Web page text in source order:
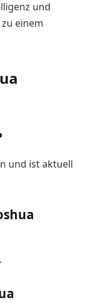
und
zu einem
und ist aktuell